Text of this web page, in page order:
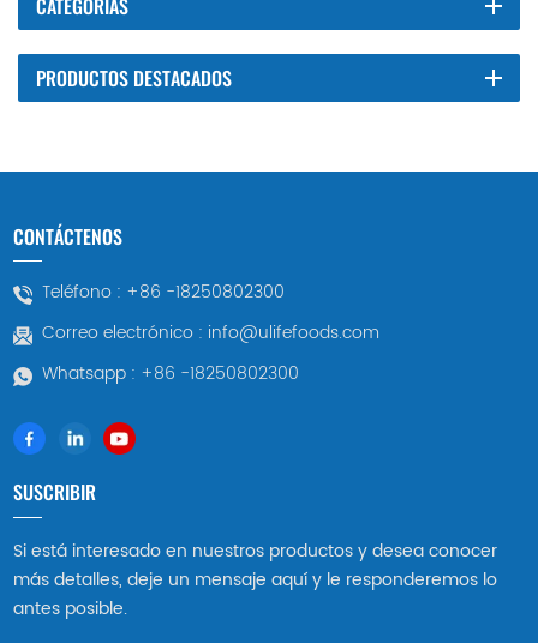
CATEGORÍAS
PRODUCTOS DESTACADOS
CONTÁCTENOS
Teléfono : +86 -18250802300
Correo electrónico : info@ulifefoods.com
Whatsapp : +86 -18250802300
SUSCRIBIR
Si está interesado en nuestros productos y desea conocer
más detalles, deje un mensaje aquí y le responderemos lo
antes posible.